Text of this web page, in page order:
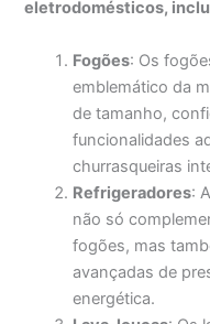
eletrodomésticos,
Fogões: Os
emblemático da
de tamanho,
funcionalidades
churrasqueiras
Refrigeradores:
não só
fogões, mas
avançadas de
energética.